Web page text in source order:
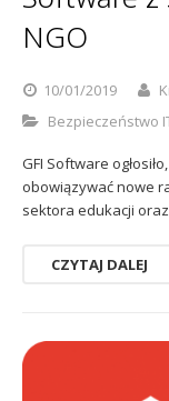
NGO
10/01/2019
Bezpieczeństwo
GFI Software
obowiązywać nowe
sektora edukacji
CZYTAJ DALEJ